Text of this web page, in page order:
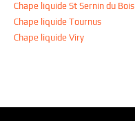
Chape liquide St Sernin du Bois
Chape liquide Tournus
Chape liquide Viry